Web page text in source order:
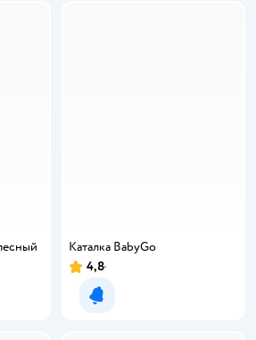
Каталка BabyGo
4,8
Уведомить о появлении